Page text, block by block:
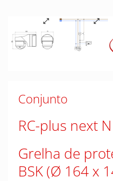
Conjunto
RC-plus next
Grelha de
BSK (Ø 164 x